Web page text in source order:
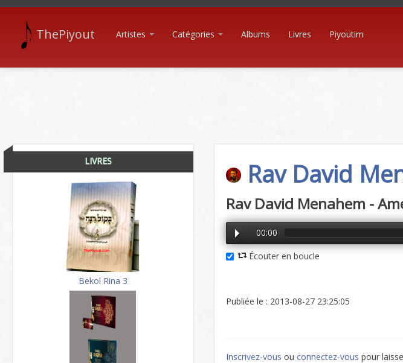
ThePiyout Artistes Catégories Albums Livres Piyoutim
LIVRES
Bekol Rina 3
Rav David
Rav David Menahem -
00:00
Écouter en boucle
Publiée le : 2013-08-27 23:25:05
Inscrivez-vous ouconnectez-vous pour